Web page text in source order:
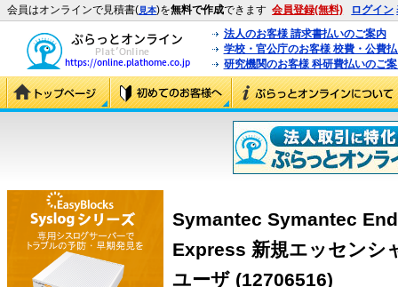
会員はオンラインで見積書(見本)を無料で作成できます 会員登録(無料) ログイン
法人のお客様 請求書払いのご案内
学校・官公庁のお客様 校費・公費
研究機関のお客様 科研費払いのご
Symantec Symantec
Express 新規エッセンシ
ユーザ (12706516)